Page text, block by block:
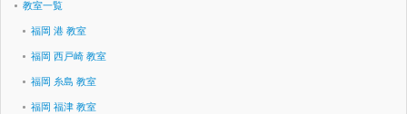
教室一覧
福岡 港 教室
福岡 西戸崎 教室
福岡 糸島 教室
福岡 福津 教室